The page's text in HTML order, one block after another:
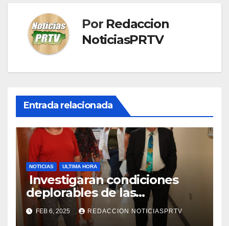
Por Redaccion
NoticiasPRTV
Entrada relacionada
NOTICIAS ULTIMA HORA
Investigaran condiciones
deplorables de las
facilidades el Departamento
de la Salud en Mayagüez
FEB 6, 2025 REDACCION NOTICIASPRTV